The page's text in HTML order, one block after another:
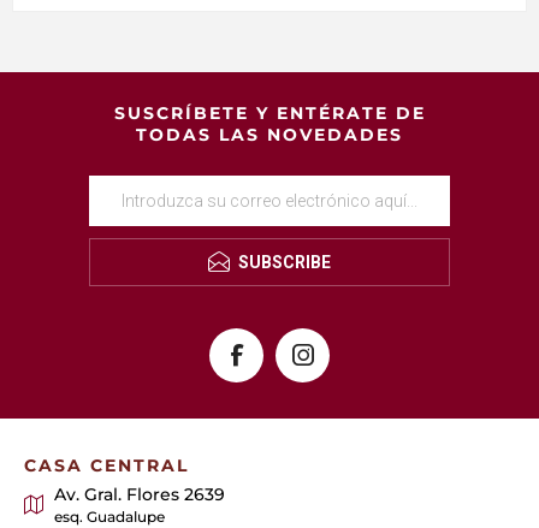
SUSCRÍBETE Y ENTÉRATE DE
TODAS LAS NOVEDADES
SUBSCRIBE
CASA CENTRAL
Av. Gral. Flores 2639
esq. Guadalupe